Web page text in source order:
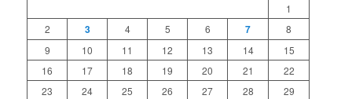
1
2
3 4 5 6 7
8
9
10 11 12 13 14
15
16
17 18 19 20 21
22
23
24 25 26 27 28
29